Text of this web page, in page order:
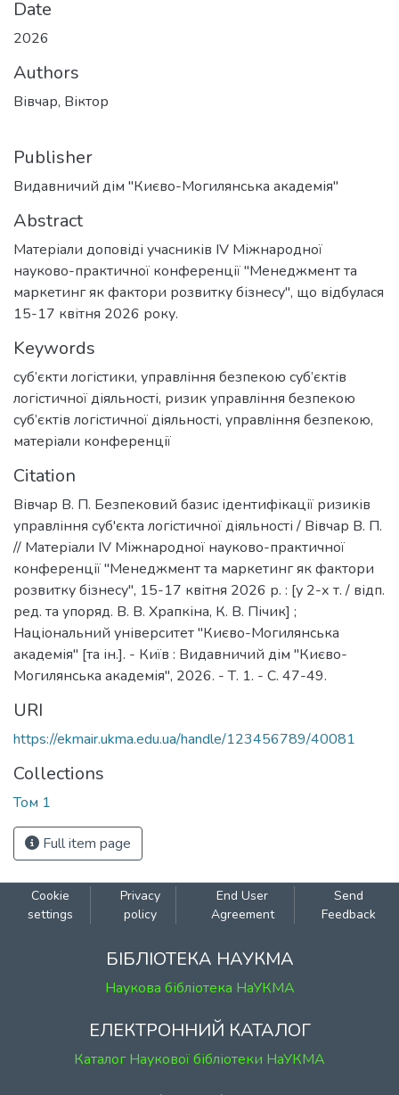
Date
2026
Authors
Вівчар, Віктор
Publisher
Видавничий дім "Києво-Могилянська академія"
Abstract
Матеріали доповіді учасників IV Міжнародної
науково-практичної конференції "Менеджмент та
маркетинг як фактори розвитку бізнесу", що відбулася
15-17 квітня 2026 року.
Keywords
суб’єкти логістики, управління безпекою суб’єктів
логістичної діяльності, ризик управління безпекою
суб’єктів логістичної діяльності, управління безпекою,
матеріали конференції
Citation
Вівчар В. П. Безпековий базис ідентифікації ризиків
управління суб'єкта логістичної діяльності / Вівчар В. П.
// Матеріали ІV Міжнародної науково-практичної
конференції "Менеджмент та маркетинг як фактори
розвитку бізнесу", 15-17 квітня 2026 р. : [у 2-х т. / відп.
ред. та упоряд. В. В. Храпкіна, К. В. Пічик] ;
Національний університет "Києво-Могилянська
академія" [та ін.]. - Київ : Видавничий дім "Києво-
Могилянська академія", 2026. - Т. 1. - С. 47-49.
URI
https://ekmair.ukma.edu.ua/handle/123456789/40081
Collections
Том 1
Full item page
Cookie
settings
Privacy
policy
End User
Agreement
Send
Feedback
БІБЛІОТЕКА НАУКМА
Наукова бібліотека НаУКМА
ЕЛЕКТРОННИЙ КАТАЛОГ
Каталог Наукової бібліотеки НаУКМА